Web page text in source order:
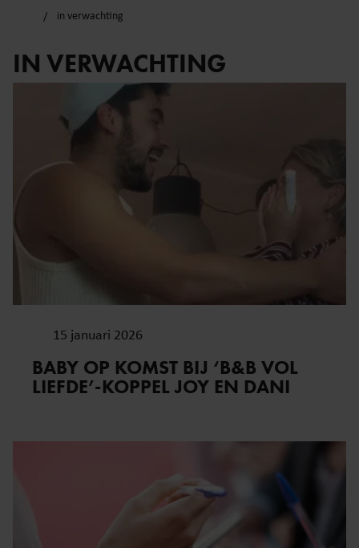
in verwachting
IN VERWACHTING
15 januari 2026
BABY OP KOMST BIJ ‘B&B VOL
LIEFDE’-KOPPEL JOY EN DANI